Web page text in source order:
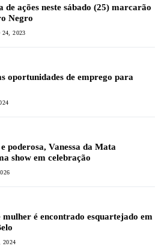
de ações neste sábado (25) marcarão
Negro
24, 2023
oportunidades de emprego para
poderosa, Vanessa da Mata
show em celebração
mulher é encontrado esquartejado em
2024